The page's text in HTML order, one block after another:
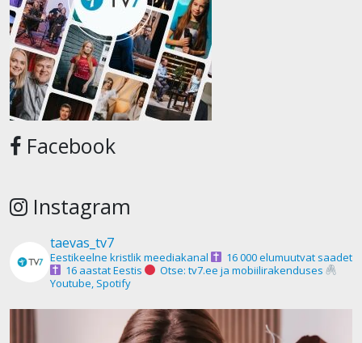
Facebook
Instagram
taevas_tv7
Eestikeelne kristlik meediakanal
16 000 elumuutvat saadet
16 aastat Eestis
Otse: tv7.ee ja mobiilirakenduses
Youtube, Spotify